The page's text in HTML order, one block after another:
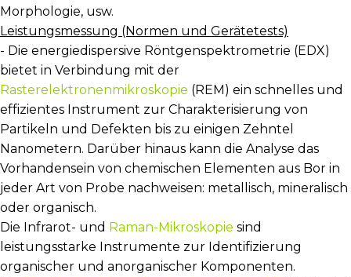
Morphologie, usw.
Leistungsmessung (Normen und Gerätetests)
- Die energiedispersive Röntgenspektrometrie (EDX)
bietet in Verbindung mit der
Rasterelektronenmikroskopie (REM) ein schnelles und
effizientes Instrument zur Charakterisierung von
Partikeln und Defekten bis zu einigen Zehntel
Nanometern. Darüber hinaus kann die Analyse das
Vorhandensein von chemischen Elementen aus Bor in
jeder Art von Probe nachweisen: metallisch, mineralisch
oder organisch.
Die Infrarot- und Raman-Mikroskopie sind
leistungsstarke Instrumente zur Identifizierung
organischer und anorganischer Komponenten.